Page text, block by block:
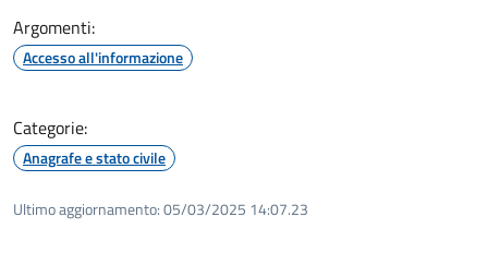
Argomenti:
Accesso all'informazione
Categorie:
Anagrafe e stato civile
Ultimo aggiornamento:05/03/2025 14:07.23